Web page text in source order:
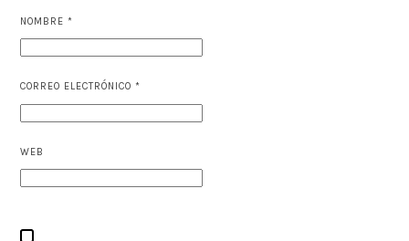
NOMBRE*
CORREO ELECTRÓNICO*
WEB